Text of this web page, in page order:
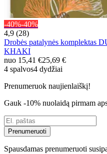
-40%-40%
4,9 (28)
Drobės patalynės komplektas
KHAKI
nuo 15,41 €25,69 €
4 spalvos4 dydžiai
Prenumeruok naujienlaiškį!
Gauk -10% nuolaidą pirmam
Prenumeruoti
Spausdamas prenumeruoti